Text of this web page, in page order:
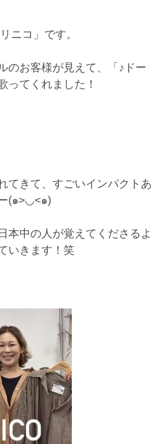
ニコ」です。
のお客様が見えて、「♪ドー
ってくれました！
てきて、すごいインパクトあ
(๑>◡<๑)
本中の人が覚えてくださるよ
いきます！笑